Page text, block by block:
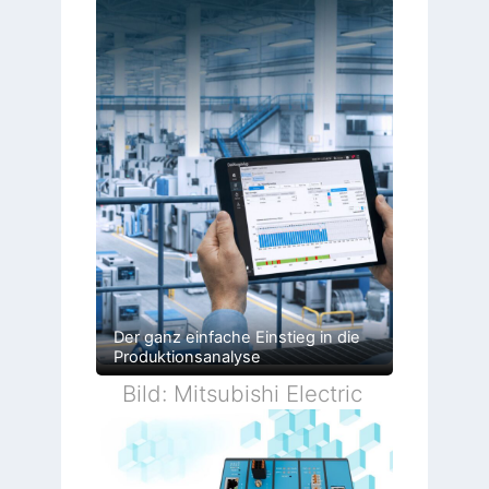
Der ganz einfache Einstieg in die
Produktionsanalyse
Bild: Mitsubishi Electric